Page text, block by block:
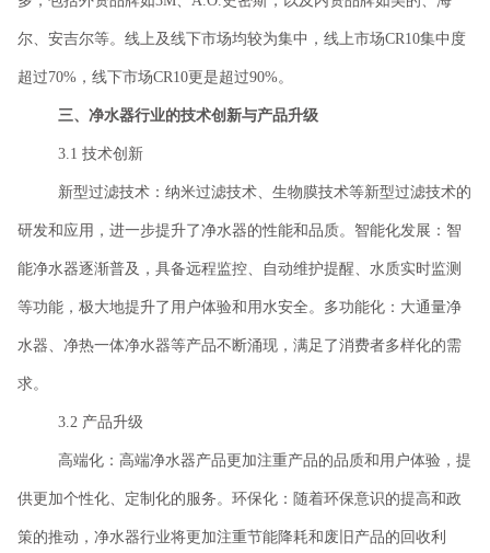
尔、安吉尔等。线上及线下市场均较为集中，线上市场CR10集中度
超过70%，线下市场CR10更是超过90%。
三、净水器行业的技术创新与产品升级
3.1 技术创新
新型过滤技术：纳米过滤技术、生物膜技术等新型过滤技术的
研发和应用，进一步提升了净水器的性能和品质。智能化发展：智
能净水器逐渐普及，具备远程监控、自动维护提醒、水质实时监测
等功能，极大地提升了用户体验和用水安全。多功能化：大通量净
水器、净热一体净水器等产品不断涌现，满足了消费者多样化的需
求。
3.2 产品升级
高端化：高端净水器产品更加注重产品的品质和用户体验，提
供更加个性化、定制化的服务。环保化：随着环保意识的提高和政
策的推动，净水器行业将更加注重节能降耗和废旧产品的回收利